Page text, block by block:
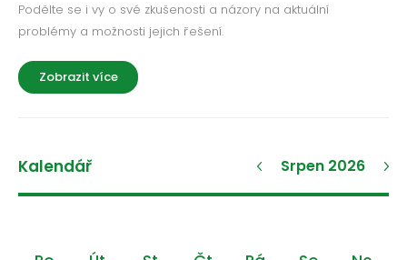
Podělte se i vy o své zkušenosti a názory na aktuální
problémy a možnosti jejich řešení.
Zobrazit více
Kalendář Srpen 2026